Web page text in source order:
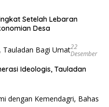
Setelah Lebaran
Desa
22
Desember
Ideologis, Tauladan